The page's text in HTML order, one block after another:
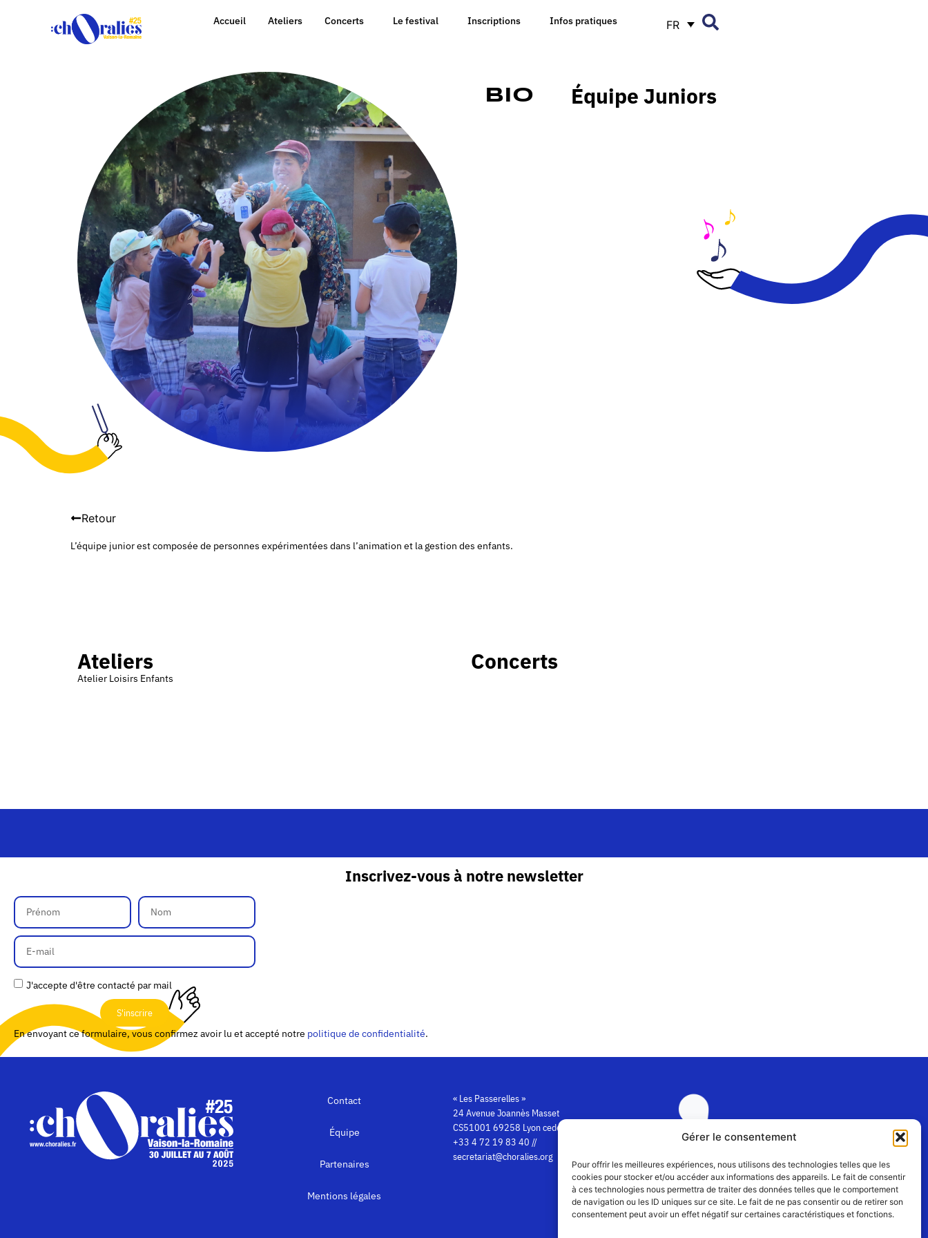
Gérer le consentement
Pour offrir les meilleures expériences, nous utilisons des technologies telles que les
cookies pour stocker et/ou accéder aux informations des appareils. Le fait de consentir
à ces technologies nous permettra de traiter des données telles que le comportement
de navigation ou les ID uniques sur ce site. Le fait de ne pas consentir ou de retirer son
consentement peut avoir un effet négatif sur certaines caractéristiques et fonctions.
Accueil Ateliers Concerts Le festival Inscriptions Infos pratiques FR
Bio Équipe Juniors
Retour
L’équipe junior est composée de personnes expérimentées dans l’animation et la gestion des enfants.
Ateliers
Atelier Loisirs Enfants
Concerts
Inscrivez-vous à notre newsletter
J'accepte d'être contacté par mail
S'inscrire
En envoyant ce formulaire, vous confirmez avoir lu et accepté notre politique de confidentialité.
Contact
Équipe
Partenaires
Mentions légales
« Les Passerelles »
24 Avenue Joannès Masset
CS51001 69258 Lyon cedex 09
+33 4 72 19 83 40 //
secretariat@choralies.org
Rejoignez-nous